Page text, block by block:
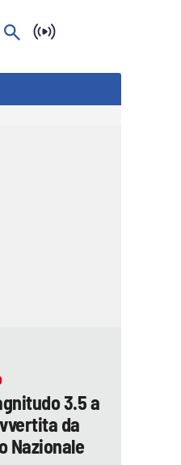
3.5 a
da
Nazionale